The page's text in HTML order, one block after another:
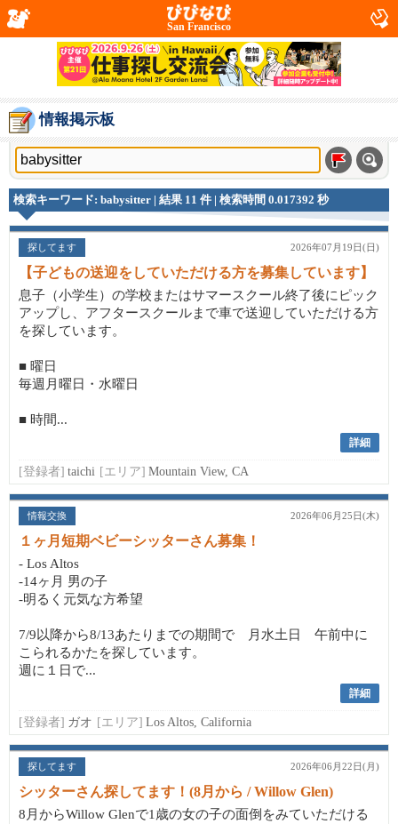
San Francisco
情報掲示板
検索キーワード: babysitter | 結果 11 件 | 検索時間 0.017392 秒
探してます 2026年07月19日(日)
【子どもの送迎をしていただける方を募集しています】
息子（小学生）の学校またはサマースクール終了後にピック
アップし、アフタースクールまで車で送迎していただける方
を探しています。
■ 曜日
毎週月曜日・水曜日
■ 時間...
詳細
[登録者] taichi [エリア] Mountain View, CA
情報交換 2026年06月25日(木)
１ヶ月短期ベビーシッターさん募集！
- Los Altos
-14ヶ月 男の子
-明るく元気な方希望
7/9以降から8/13あたりまでの期間で 月水土日 午前中に
こられるかたを探しています。
週に１日で...
詳細
[登録者] ガオ [エリア] Los Altos, California
探してます 2026年06月22日(月)
シッターさん探してます！(8月から / Willow Glen)
8月からWillow Glenで1歳の女の子の面倒をみていただける